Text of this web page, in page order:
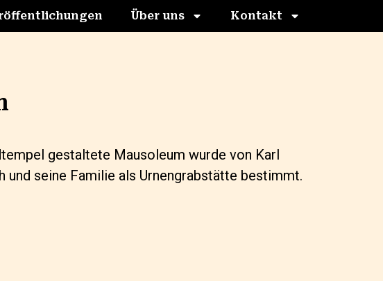
Über uns Kontakt
gestaltete Mausoleum wurde von Karl
und seine Familie als Urnengrabstätte bestimmt.